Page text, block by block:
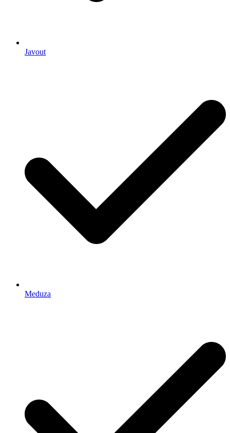
Javout
Meduza